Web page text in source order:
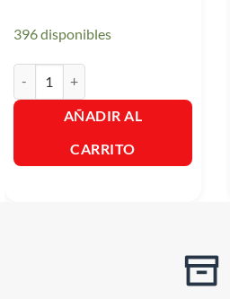
396 disponibles
AÑADIR AL
CARRITO